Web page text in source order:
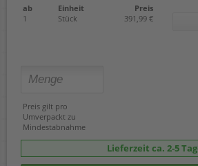
ab Einheit
Preis
1
Stück 391,99 €
Preis gilt pro
Umverpackt zu
Mindestabnahme
Lieferzeit ca. 2-5